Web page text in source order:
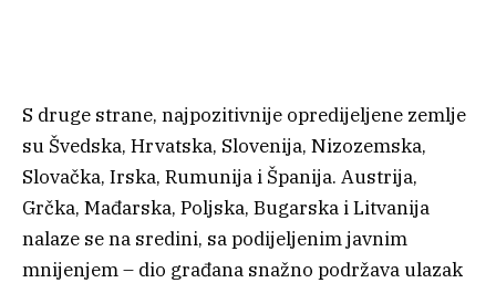
S druge strane, najpozitivnije opredijeljene zemlje
su Švedska, Hrvatska, Slovenija, Nizozemska,
Slovačka, Irska, Rumunija i Španija. Austrija,
Grčka, Mađarska, Poljska, Bugarska i Litvanija
nalaze se na sredini, sa podijeljenim javnim
mnijenjem – dio građana snažno podržava ulazak